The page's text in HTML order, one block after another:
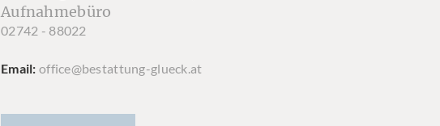
Aufnahmebüro
02742 - 88022
Email office@bestattung-glueck.at